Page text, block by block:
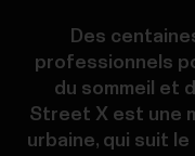
Des
professionnels
du sommeil et
Street X est une
urbaine, qui suit